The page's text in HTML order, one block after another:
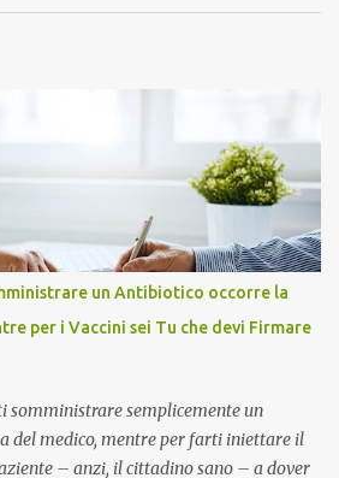
un Antibiotico occorre la
per i Vaccini sei Tu che devi Firmare
somministrare semplicemente un
del medico, mentre per farti iniettare il
– anzi, il cittadino sano – a dover